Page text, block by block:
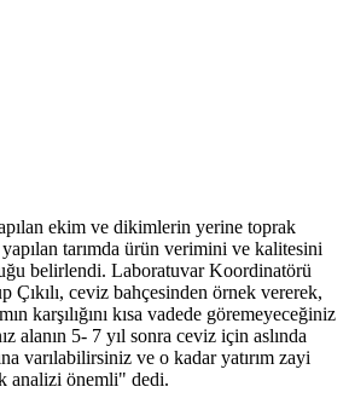
ekim ve dikimlerin yerine toprak
tarımda ürün verimini ve kalitesini
belirlendi. Laboratuvar Koordinatörü
Çıkılı, ceviz bahçesinden örnek vererek,
karşılığını kısa vadede göremeyeceğiniz
alanın 5- 7 yıl sonra ceviz için aslında
varılabilirsiniz ve o kadar yatırım zayi
analizi önemli" dedi.